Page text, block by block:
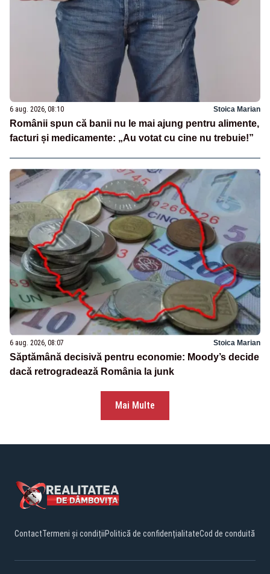
6 aug. 2026, 08:10 Stoica Marian
Românii spun că banii nu le mai ajung pentru alimente,
facturi și medicamente: „Au votat cu cine nu trebuie!”
6 aug. 2026, 08:07 Stoica Marian
Săptămână decisivă pentru economie: Moody’s decide
dacă retrogradează România la junk
Mai Multe
ContactTermeni și condițiiPolitică de confidențialitateCod de conduită